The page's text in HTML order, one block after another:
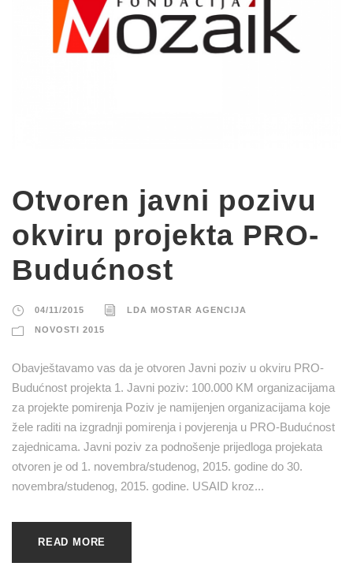
Otvoren javni pozivu
okviru projekta PRO-
Budućnost
04/11/2015 LDA MOSTAR AGENCIJA
NOVOSTI 2015
Obavještavamo vas da je otvoren Javni poziv u okviru PRO-
Budućnost projekta 1. Javni poziv: 100.000 KM organizacijama
za projekte pomirenja Poziv je namijenjen organizacijama koje
žele raditi na izgradnji pomirenja i povjerenja u PRO-Budućnost
zajednicama. Javni poziv za podnošenje prijedloga projekata
otvoren je od 1. novembra/studenog, 2015. godine do 30.
novembra/studenog, 2015. godine. USAID kroz...
READ MORE